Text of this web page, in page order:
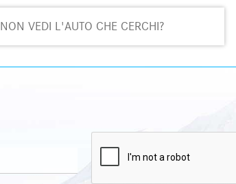
NON VEDI L'AUTO CHE CERCHI?